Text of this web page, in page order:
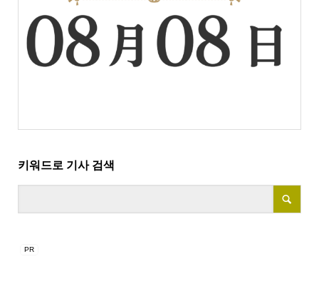
키워드로 기사 검색